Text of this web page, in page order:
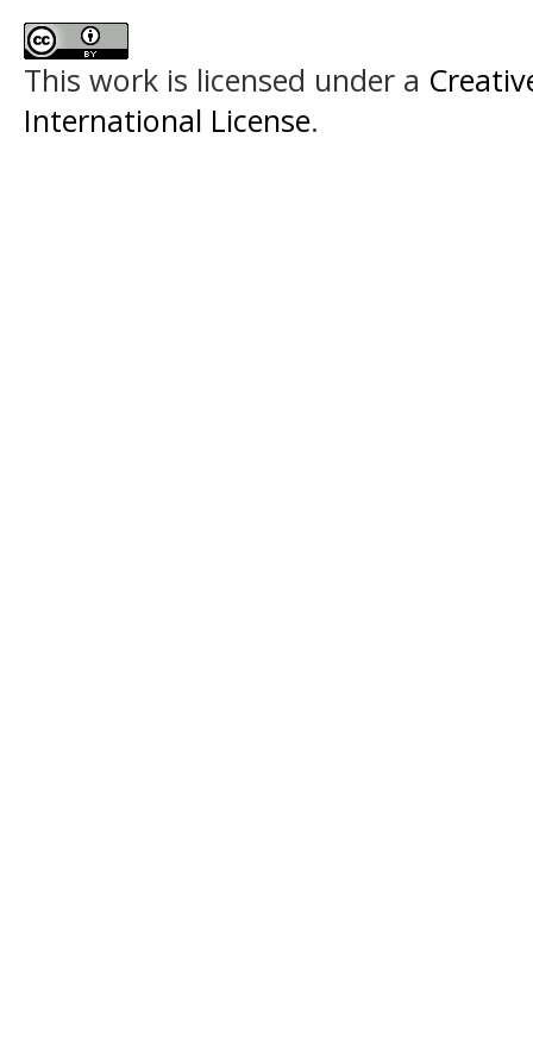
This work is licensed under a
International License.